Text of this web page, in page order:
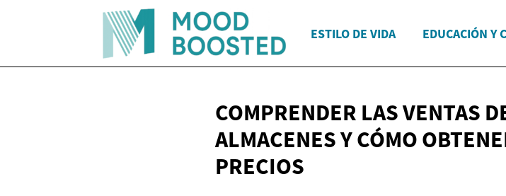
ESTILO DE VIDA EDUCACIÓN Y
COMPRENDER LAS VENTAS
ALMACENES Y CÓMO
PRECIOS